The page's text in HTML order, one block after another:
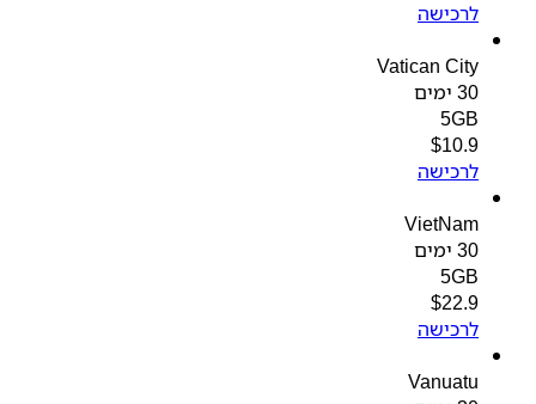
לרכישה
Vatican City
5GB
$10.9
לרכישה
VietNam
5GB
$22.9
לרכישה
Vanuatu